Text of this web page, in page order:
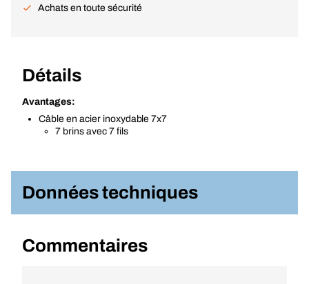
Achats en toute sécurité
Détails
Avantages:
Câble en acier inoxydable 7x7
7 brins avec 7 fils
Données techniques
Commentaires